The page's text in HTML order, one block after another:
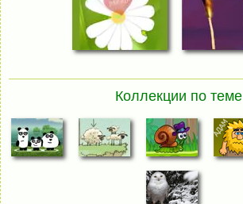
Коллекции по теме